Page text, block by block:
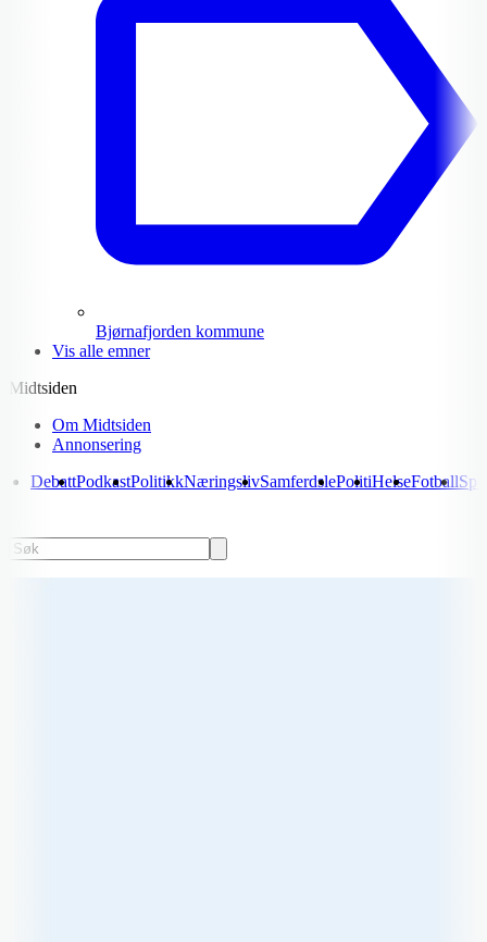
Bjørnafjorden kommune
Vis alle emner
Midtsiden
Om Midtsiden
Annonsering
DebattPodkastPolitikkNæringslivSamferdslePolitiHelseFotball